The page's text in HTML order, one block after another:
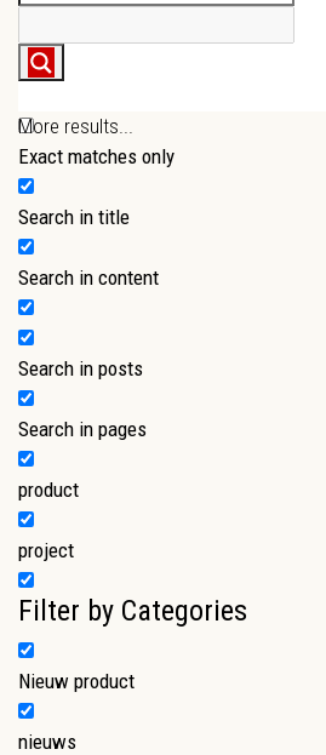
More results...
Exact matches only
Search in title
Search in content
Search in posts
Search in pages
product
project
Filter by Categories
Nieuw product
nieuws